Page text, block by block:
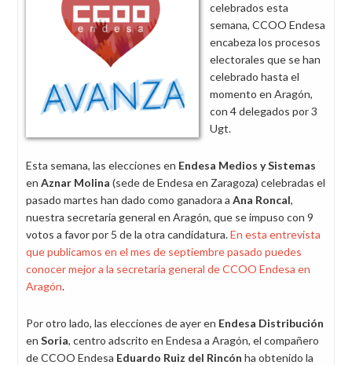
celebrados esta
semana, CCOO Endesa
encabeza los procesos
electorales que se han
celebrado hasta el
momento en Aragón,
con 4 delegados por 3
Ugt.
Esta semana, las elecciones en Endesa Medios y Sistemas
en Aznar Molina (sede de Endesa en Zaragoza) celebradas el
pasado martes han dado como ganadora a Ana Roncal,
nuestra secretaria general en Aragón, que se impuso con 9
votos a favor por 5 de la otra candidatura.En esta entrevista
que publicamos en el mes de septiembre pasado puedes
conocer mejor a la secretaria general de CCOO Endesa en
Aragón.
Por otro lado, las elecciones de ayer en Endesa Distribución
en Soria, centro adscrito en Endesa a Aragón, el compañero
de CCOO Endesa Eduardo Ruiz del Rincón ha obtenido la